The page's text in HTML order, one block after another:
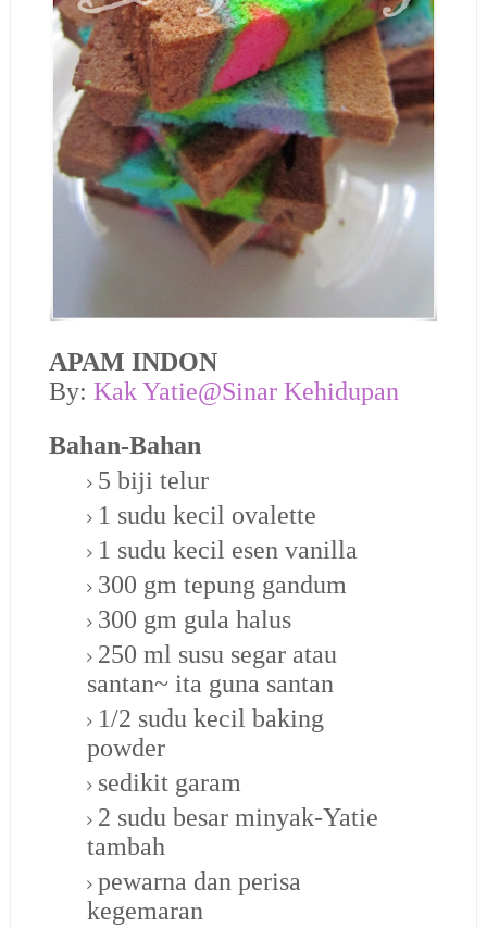
APAM INDON
By: Kak Yatie@Sinar Kehidupan
Bahan-Bahan
5 biji telur
1 sudu kecil ovalette
1 sudu kecil esen vanilla
300 gm tepung gandum
300 gm gula halus
250 ml susu segar atau
santan~ ita guna santan
1/2 sudu kecil baking
powder
sedikit garam
2 sudu besar minyak-Yatie
tambah
pewarna dan perisa
kegemaran